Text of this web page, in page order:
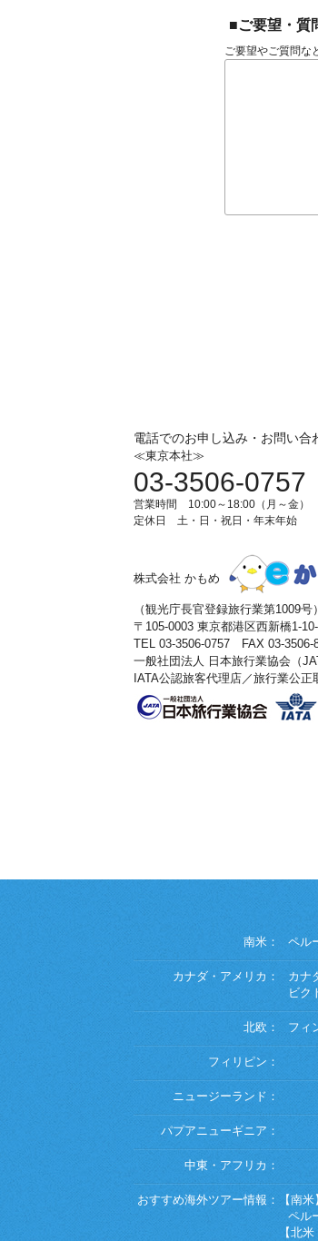
■ご要望・質
ご要望やご質問な
電話でのお申し込み・お問い合
≪東京本社≫
03-3506-0757
営業時間 10:00～18:00（月～金）
定休日 土・日・祝日・年末年始
株式会社 かもめ
（観光庁長官登録旅行業第1009号）
〒105-0003 東京都港区西新橋1-
TEL 03-3506-0757 FAX 03-3506-
一般社団法人 日本旅行業協会（
IATA公認旅客代理店／旅行業公正
南米： ペル
カナダ・アメリカ： カナ
ビク
北欧： フィ
フィリピン：
ニュージーランド：
パプアニューギニア：
中東・アフリカ：
おすすめ海外ツアー情報：
【南米
ペル
【北